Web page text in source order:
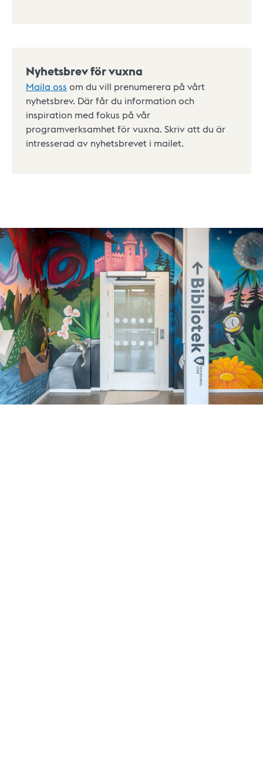
Nyhetsbrev för vuxna
Maila oss om du vill prenumerera på vårt
nyhetsbrev. Där får du information och
inspiration med fokus på vår
programverksamhet för vuxna. Skriv att du är
intresserad av nyhetsbrevet i mailet.